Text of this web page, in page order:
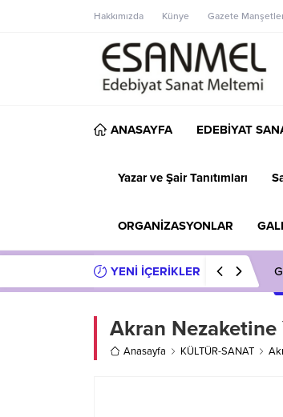
Hakkımızda Künye Gazete
ANASAYFA EDEBİYAT
Yazar ve Şair Tanıtımları
ORGANİZASYONLAR
YENİ İÇERİKLER
Akran Nezaketine
Anasayfa KÜLTÜR-SANAT